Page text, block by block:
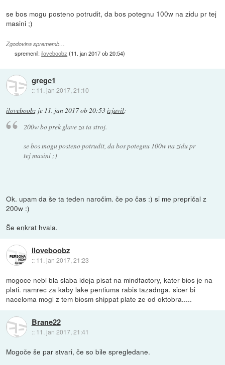
se bos mogu posteno potrudit, da bos potegnu 100w na zidu pr tej
masini ;)
Zgodovina sprememb…
spremenil:iloveboobz (11. jan 2017 ob 20:54)
gregc1
:: 11. jan 2017, 21:10
iloveboobz je 11. jan 2017 ob 20:53izjavil:
200w bo prek glave za ta stroj.
se bos mogu posteno potrudit, da bos potegnu 100w na zidu pr
tej masini ;)
Ok. upam da še ta teden naročim. če po čas :) si me prepričal z
200w :)
Še enkrat hvala.
iloveboobz
:: 11. jan 2017, 21:23
mogoce nebi bla slaba ideja pisat na mindfactory, kater bios je na
plati. namrec za kaby lake pentiuma rabis tazadnga. sicer bi
naceloma mogl z tem biosm shippat plate ze od oktobra.....
Brane22
:: 11. jan 2017, 21:41
Mogoče še par stvari, če so bile spregledane.